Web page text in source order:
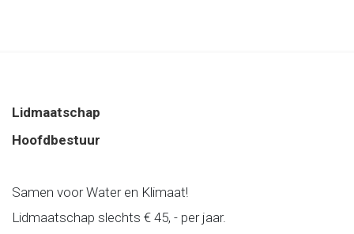
Lidmaatschap
Hoofdbestuur
Samen voor Water en Klimaat!
Lidmaatschap slechts € 45, - per jaar.